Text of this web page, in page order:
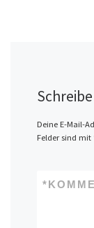
Deine E-Mail-
Felder sind mit
*